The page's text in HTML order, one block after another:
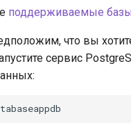
поддерживаемые
что вы
сервис